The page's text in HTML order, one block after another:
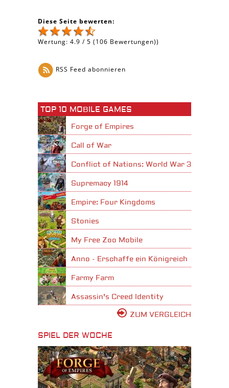
Diese Seite bewerten:
Wertung: 4.9 / 5 (106 Bewertungen))
RSS Feed abonnieren
TOP 10 MOBILE GAMES
Forge of Empires
Call of War
Conflict of Nations: World War 3
Supremacy 1914
Empire: Four Kingdoms
Stonies
My Free Zoo Mobile
Anno - Erschaffe ein Königreich
Farmy Farm
Assassin's Creed Identity
ZUM VERGLEICH
SPIEL DER WOCHE